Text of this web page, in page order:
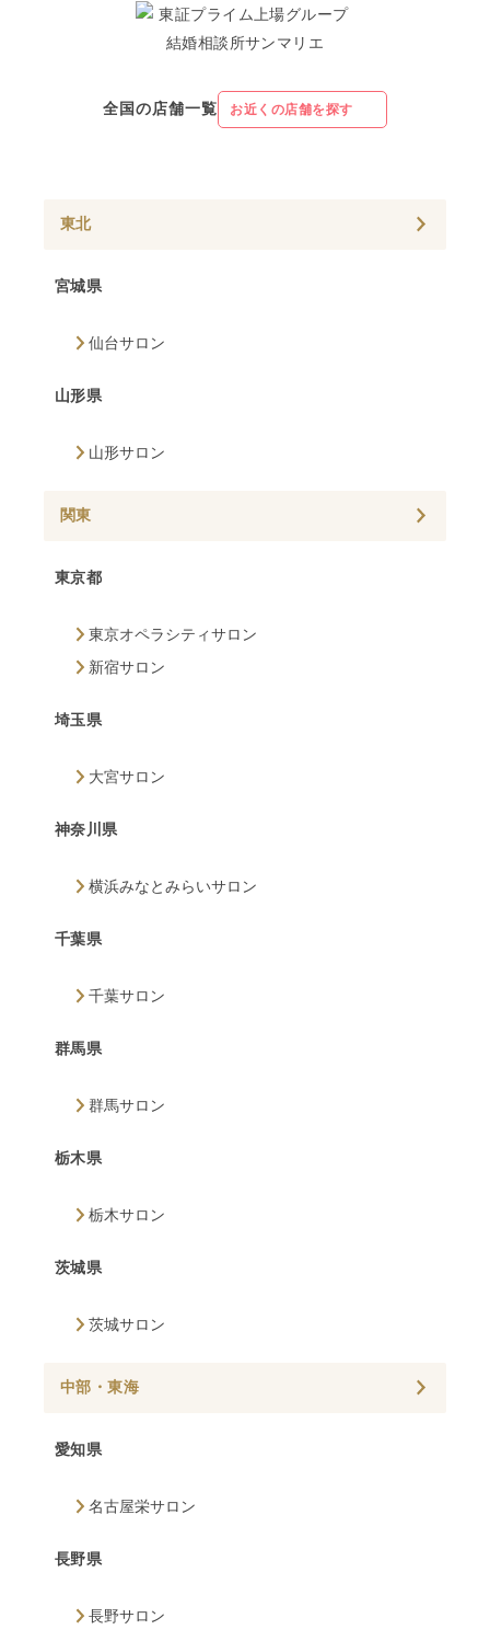
全国の店舗一覧 お近くの店舗を探す
東北
宮城県
仙台サロン
山形県
山形サロン
関東
東京都
東京オペラシティサロン
新宿サロン
埼玉県
大宮サロン
神奈川県
横浜みなとみらいサロン
千葉県
千葉サロン
群馬県
群馬サロン
栃木県
栃木サロン
茨城県
茨城サロン
中部・東海
愛知県
名古屋栄サロン
長野県
長野サロン